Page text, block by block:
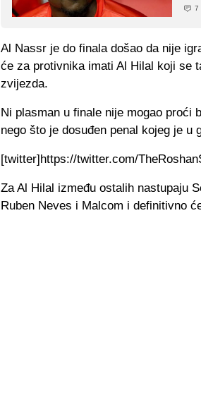
7
Al Nassr je do finala došao da nije
će za protivnika imati Al Hilal koji se
zvijezda.
Ni plasman u finale nije mogao proći
nego što je dosuđen penal kojeg je u
[twitter]https://twitter.com/
Za Al Hilal između ostalih nastupaju
Ruben Neves i Malcom i definitivno